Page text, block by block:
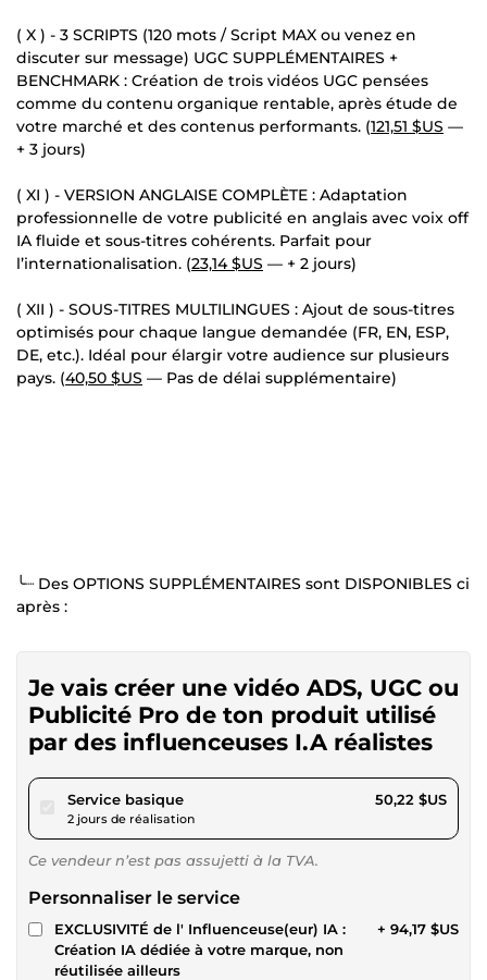
( X ) - 3 SCRIPTS (120 mots / Script MAX ou venez en
discuter sur message) UGC SUPPLÉMENTAIRES +
BENCHMARK : Création de trois vidéos UGC pensées
comme du contenu organique rentable, après étude de
votre marché et des contenus performants. (121,51 $US —
+ 3 jours)
( XI ) - VERSION ANGLAISE COMPLÈTE : Adaptation
professionnelle de votre publicité en anglais avec voix off
IA fluide et sous-titres cohérents. Parfait pour
l’internationalisation. (23,14 $US — + 2 jours)
( XII ) - SOUS-TITRES MULTILINGUES : Ajout de sous-titres
optimisés pour chaque langue demandée (FR, EN, ESP,
DE, etc.). Idéal pour élargir votre audience sur plusieurs
pays. (40,50 $US — Pas de délai supplémentaire)
╰┈ Des OPTIONS SUPPLÉMENTAIRES sont DISPONIBLES ci
après :
Je vais créer une vidéo ADS, UGC ou
Publicité Pro de ton produit utilisé
par des influenceuses I.A réalistes
Service basiquepour 46,29 $US
2 jours de réalisation
50,22 $US
Ce vendeur n’est pas assujetti à la TVA.
Personnaliser le service
EXCLUSIVITÉ de l' Influenceuse(eur) IA :
Création IA dédiée à votre marque, non
réutilisée ailleurs
+ 94,17 $US